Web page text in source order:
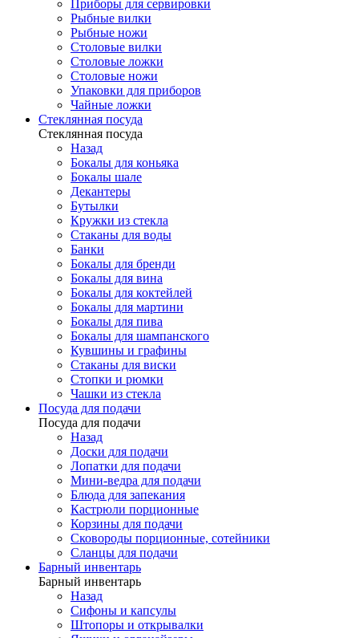
Приборы для сервировки
Рыбные вилки
Рыбные ножи
Столовые вилки
Столовые ложки
Столовые ножи
Упаковки для приборов
Чайные ложки
Стеклянная посуда
Стеклянная посуда
Назад
Бокалы для коньяка
Бокалы шале
Декантеры
Бутылки
Кружки из стекла
Стаканы для воды
Банки
Бокалы для бренди
Бокалы для вина
Бокалы для коктейлей
Бокалы для мартини
Бокалы для пива
Бокалы для шампанского
Кувшины и графины
Стаканы для виски
Стопки и рюмки
Чашки из стекла
Посуда для подачи
Посуда для подачи
Назад
Доски для подачи
Лопатки для подачи
Мини-ведра для подачи
Блюда для запекания
Кастрюли порционные
Корзины для подачи
Сковороды порционные, сотейники
Сланцы для подачи
Барный инвентарь
Барный инвентарь
Назад
Сифоны и капсулы
Штопоры и открывалки